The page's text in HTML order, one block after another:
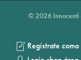
© 2026 Innocenti
Regístrate